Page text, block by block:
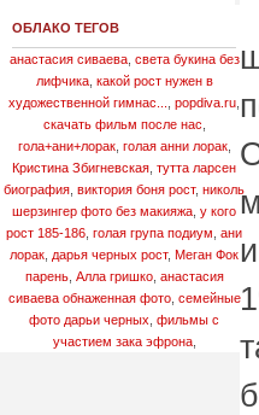
ОБЛАКО ТЕГОВ
анастасия сиваева, света букина без
лифчика, какой рост нужен в
художественной гимнас...
popdiva.ru
скачать фильм после нас
гола+ани+лорак, голая анни лорак,
Кристина Збигневская тутта ларсен
биография виктория боня рост, николь
шерзингер фото без макияжа у кого
рост 185-186 голая група подиум ани
лорак дарья черных рост, Меган Фок
парень, Алла гришко, анастасия
сиваева обнаженная фото, семейные
фото дарьи черных фильмы с
участием зака эфрона,